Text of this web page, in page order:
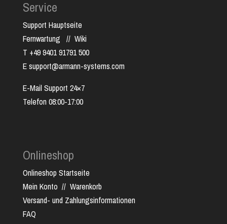
Service
Support Hauptseite
Fernwartung // Wiki
T +49 9401 91791 500
E support@armann-systems.com
E-Mail Support 24×7
Telefon 08:00-17:00
Onlineshop
Onlineshop Startseite
Mein Konto // Warenkorb
Versand- und Zahlungsinformationen
FAQ